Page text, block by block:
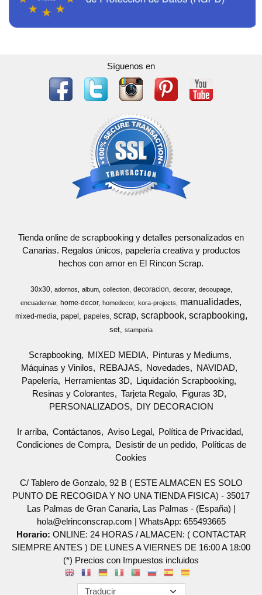
Síguenos en
Tienda online de scrapbooking y detalles personalizados en
Canarias. Regalos únicos, papelería creativa y productos
hechos con amor en El Rincon Scrap.
30x30 adornos album collection decoracion decorar
decoupage
encuadernar home-decor homedecor kora-projects manualidades
mixed-media papel papeles scrap scrapbook scrapbooking
set stamperia
Scrapbooking MIXED MEDIA
Pinturas y Mediums
Máquinas y Vinilos
REBAJAS Novedades
NAVIDAD
Papelería
Herramientas 3D
Liquidación Scrapbooking
Resinas y Colorantes
Tarjeta Regalo
Figuras 3D
PERSONALIZADOS
DIY DECORACION
Ir arriba Contáctanos Aviso Legal
Política de Privacidad
Condiciones de Compra
Desistir de un pedido
Políticas de
Cookies
C/ Tablero de Gonzalo, 92 B ( ESTE ALMACEN ES SOLO
PUNTO DE RECOGIDA Y NO UNA TIENDA FISICA) - 35017
Las Palmas de Gran Canaria, Las Palmas - (España) |
hola@elrinconscrap.com | WhatsApp: 655493665
Horario: ONLINE: 24 HORAS / ALMACEN: ( CONTACTAR
SIEMPRE ANTES ) DE LUNES A VIERNES DE 16:00 A 18:00
(*) Precios con Impuestos incluidos